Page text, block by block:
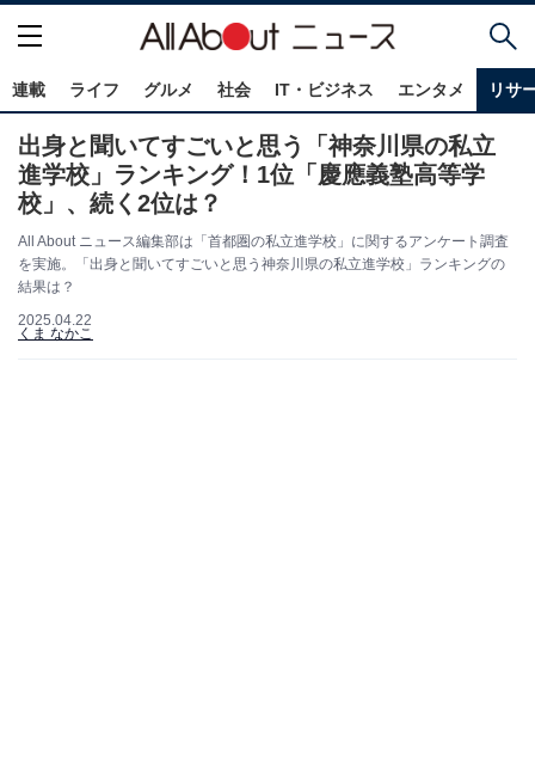
連載 ライフ グルメ 社会 IT・ビジネス エンタメ リサ
出身と聞いてすごいと思う「神奈川県の私立
進学校」ランキング！1位「慶應義塾高等学
校」、続く2位は？
All About ニュース編集部は「首都圏の私立進学校」に関するアンケート調査
を実施。「出身と聞いてすごいと思う神奈川県の私立進学校」ランキングの
結果は？
2025.04.22
くま なかこ